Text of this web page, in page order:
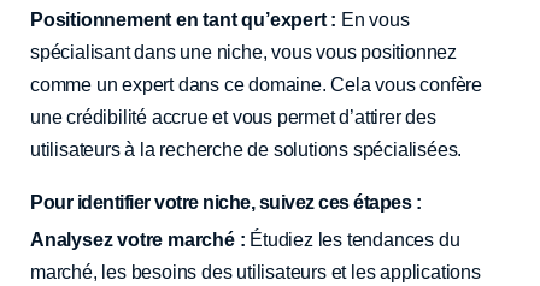
Positionnement en tant qu’expert : En vous
spécialisant dans une niche, vous vous positionnez
comme un expert dans ce domaine. Cela vous confère
une crédibilité accrue et vous permet d’attirer des
utilisateurs à la recherche de solutions spécialisées.
Pour identifier votre niche, suivez ces étapes :
Analysez votre marché : Étudiez les tendances du
marché, les besoins des utilisateurs et les applications